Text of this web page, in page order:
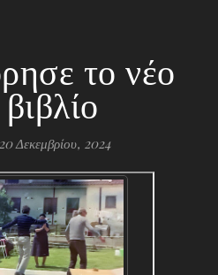
το νέο
Δεκεμβρίου, 2024